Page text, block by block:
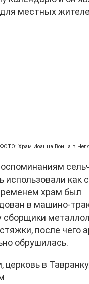
местных
ФОТО: Храм Иоанна Воина в
использовали как
храм был
в машино-
сборщики
после чего
обрушилась.
в